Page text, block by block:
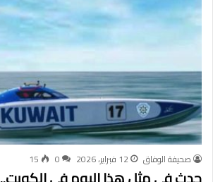
صحيفة الوفاق 12 فبراير، 2026 0
15